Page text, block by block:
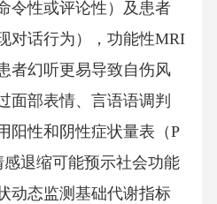
令性或评论性）及患者
对话行为），功能性MRI
者幻听更易导致自伤风
面部表情、言语语调判
阳性和阴性症状量表（P
退缩可能预示社会功能
动态监测基础代谢指标